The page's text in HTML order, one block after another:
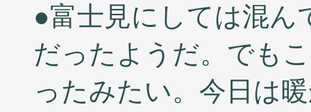
●富士見にしては混ん
だったようだ。でも
ったみたい。今日は